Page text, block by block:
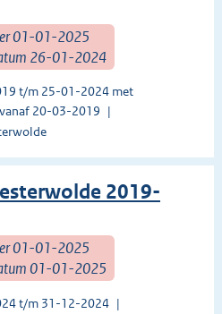
01-01-2025
26-01-2024
t/m 25-01-2024 met
20-03-2019
2019-
01-01-2025
01-01-2025
t/m 31-12-2024